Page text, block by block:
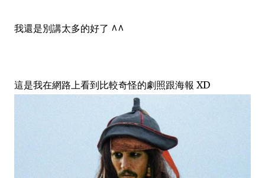
我還是別講太多的好了 ^^
這是我在網路上看到比較奇怪的劇照跟海報 XD